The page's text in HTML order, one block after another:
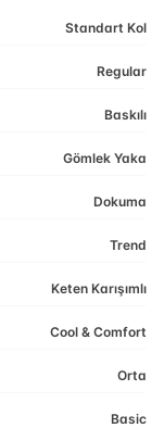
Standart Kol
Regular
Baskılı
Gömlek Yaka
Dokuma
Trend
Keten Karışımlı
Cool & Comfort
Orta
Basic